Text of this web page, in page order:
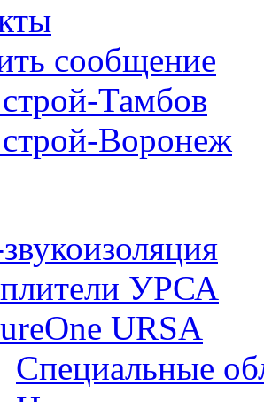
сообщение
Тамбов
Воронеж
УРСА
URSA
Специальные